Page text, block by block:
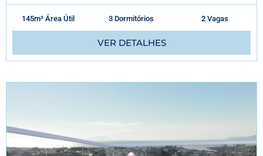
145m² Área Útil 3 Dormitórios 2 Vagas
VER DETALHES